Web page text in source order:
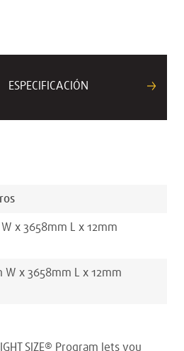
ESPECIFICACIÓN
W x 3658mm L x 12mm
W x 3658mm L x 12mm
SIZE® Program lets you